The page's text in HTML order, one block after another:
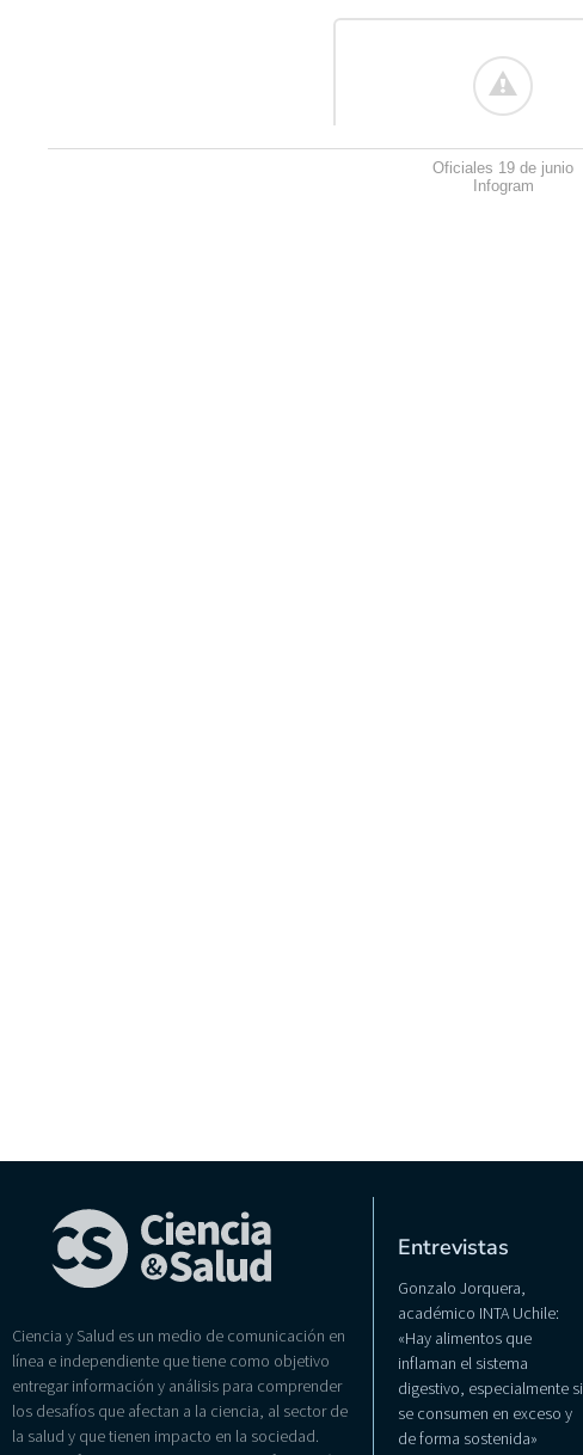
Oficiales 19 de junio
Infogram
Ciencia y Salud es un medio de comunicación en
línea e independiente que tiene como objetivo
entregar información y análisis para comprender
los desafíos que afectan a la ciencia, al sector de
la salud y que tienen impacto en la sociedad.
Entrevistas
Gonzalo Jorquera,
académico INTA Uchile:
«Hay alimentos que
inflaman el sistema
digestivo, especialmente si
se consumen en exceso y
de forma sostenida»